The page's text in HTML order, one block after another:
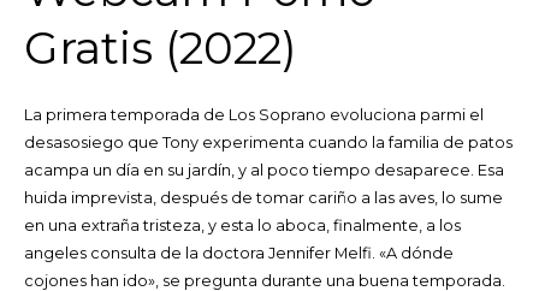
Gratis (2022)
La primera temporada de Los Soprano evoluciona parmi el
desasosiego que Tony experimenta cuando la familia de patos
acampa un día en su jardín, y al poco tiempo desaparece. Esa
huida imprevista, después de tomar cariño a las aves, lo sume
en una extraña tristeza, y esta lo aboca, finalmente, a los
angeles consulta de la doctora Jennifer Melfi. «A dónde
cojones han ido», se pregunta durante una buena temporada.